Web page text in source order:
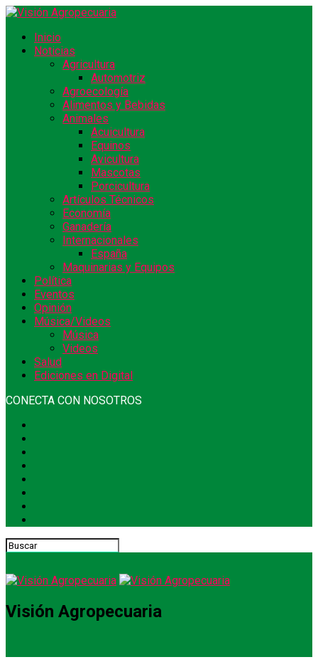
Inicio
Noticias
Agricultura
Automotriz
Agroecología
Alimentos y Bebidas
Animales
Acuicultura
Equinos
Avicultura
Mascotas
Porcicultura
Artículos Técnicos
Economía
Ganadería
Internacionales
España
Maquinarias y Equipos
Política
Eventos
Opinión
Música/Videos
Música
Videos
Salud
Ediciones en Digital
CONECTA CON NOSOTROS
Visión Agropecuaria